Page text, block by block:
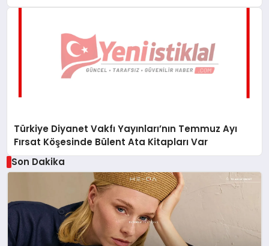
Türkiye Diyanet Vakfı Yayınları’nın Temmuz Ayı
Fırsat Köşesinde Bülent Ata Kitapları Var
Son Dakika